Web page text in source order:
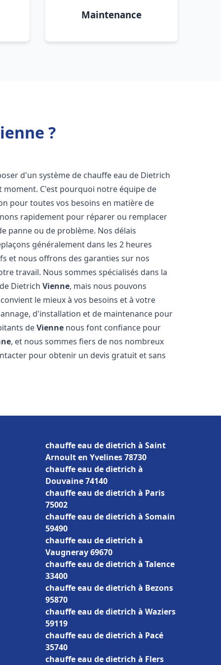
Maintenance
?
d'un système de chauffe eau de Dietrich
C'est pourquoi notre équipe de
pour toutes vos besoins en matière de
rapidement pour réparer ou remplacer
panne ou de problème. Nos délais
généralement dans les 2 heures
et nous offrons des garanties sur nos
travail. Nous sommes spécialisés dans la
DietrichVienne, mais nous pouvons
le mieux à vos besoins et à votre
d'installation et de maintenance pour
deVienne nous font confiance pour
, et nous sommes fiers de nos nombreux
pour obtenir un devis gratuit et sans
chauffe eau de dietrich à Saint
Arnoult en Yvelines 78730
chauffe eau de dietrich à
Douvaine 74140
chauffe eau de dietrich à Paris
75002
chauffe eau de dietrich à Somain
59490
chauffe eau de dietrich à
Vaugneray 69670
chauffe eau de dietrich à Talence
33400
chauffe eau de dietrich à Bezons
95870
chauffe eau de dietrich à Waziers
59119
chauffe eau de dietrich à Pacé
35740
chauffe eau de dietrich à Flers